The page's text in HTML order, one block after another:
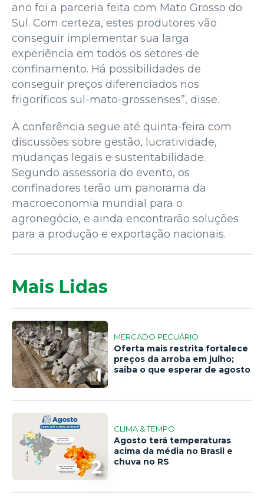
ano foi a parceria feita com Mato Grosso do
Sul. Com certeza, estes produtores vão
conseguir implementar sua larga
experiência em todos os setores de
confinamento. Há possibilidades de
conseguir preços diferenciados nos
frigoríficos sul-mato-grossenses”, disse.
A conferência segue até quinta-feira com
discussões sobre gestão, lucratividade,
mudanças legais e sustentabilidade.
Segundo assessoria do evento, os
confinadores terão um panorama da
macroeconomia mundial para o
agronegócio, e ainda encontrarão soluções
para a produção e exportação nacionais.
Mais Lidas
1
MERCADO PECUÁRIO
Oferta mais restrita fortalece
preços da arroba em julho;
saiba o que esperar de agosto
2
CLIMA & TEMPO
Agosto terá temperaturas
acima da média no Brasil e
chuva no RS